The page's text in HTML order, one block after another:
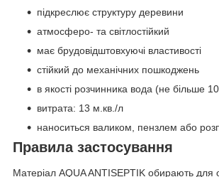
підкреслює структуру деревини
атмосферо- та світлостійкий
має брудовідштовхуючі властивості
стійкий до механічних пошкоджень
в якості розчинника вода (не більше
витрата: 13 м.кв./л
наноситься валиком, пензлем або
Правила застосування
Матеріал AQUA ANTISEPTIK обирають для